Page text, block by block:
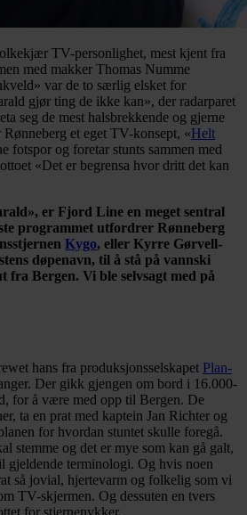
TV-personlighet, mest kjent fra
med makker Thomas Numme
var de to særlig elsket for
gjør ting de ikke kan», der radarparet
seg de mest halsbrekkende og gjerne
et eget TV-konsept, «Helt
fotspor og foretar stunts sammen med
«Det er begrensa hvor dritt det kan
er Fjord Line en meget sentral
programmet utfordrer Rønneberg
Kygo, eller Kyrre Gørvell-
døpenavn, til å stå på vannski
fra Bergen. Vi ble selvsagt med på
hans fra produksjonsselskapet Plan-
Der gikk gjengen om bord i 16.000-
for å være med opp til Bergen. De
ta en prat med kaptein Jan Richter og
for hvordan stuntet skulle foregå.
stemme og det er mye som kan gå galt,
gjeldende terminologi. Og hvis noen
så jovial, hjertevarm og folkelig som vi
TV-skjermen. Og dessuten en tvers
for stjernenykker.